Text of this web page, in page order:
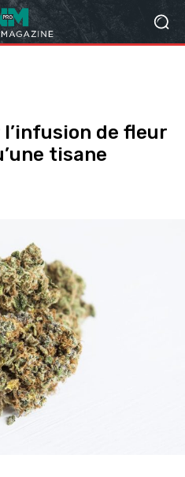
de fleur
tisane